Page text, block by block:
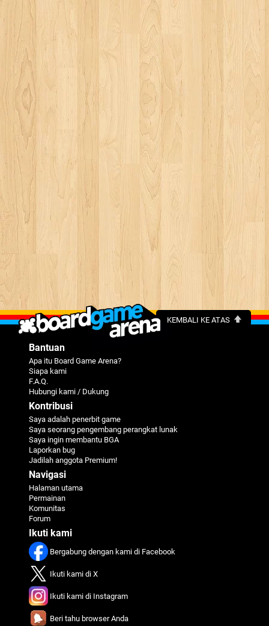
KEMBALI KE ATAS
Bantuan
Apa itu Board Game Arena?
Siapa kami
F.A.Q.
Hubungi kami / Dukung
Kontribusi
Saya adalah penerbit game
Saya seorang pengembang perangkat lunak
Saya ingin membantu BGA
Laporkan bug
Jadilah anggota Premium!
Navigasi
Halaman utama
Permainan
Komunitas
Forum
Ikuti kami
Bergabung dengan kami di Facebook
Ikuti kami di X
Ikuti kami di Instagram
Beri tahu browser Anda